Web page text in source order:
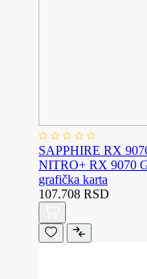
SAPPHIRE RX
NITRO+ RX 9070
grafička karta
107.708 RSD